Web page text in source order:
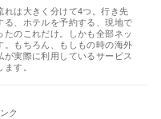
れは大きく分けて4つ。行き先
る、ホテルを予約する、現地で
のこれだけ。しかも全部ネッ
。もちろん、もしもの時の海外
実際に利用しているサービス
す。
ク